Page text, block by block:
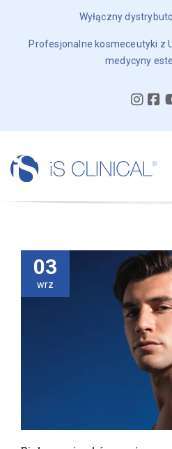
Wyłączny
Profesjonalne kosmeceutyki z
medycyny
03
wrz